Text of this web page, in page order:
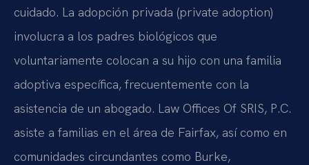
cuidado. La adopción privada (private adoption)
involucra a los padres biológicos que
voluntariamente colocan a su hijo con una familia
adoptiva específica, frecuentemente con la
asistencia de un abogado. Law Offices Of SRIS, P.C.
asiste a familias en el área de Fairfax, así como en
comunidades circundantes como Burke,